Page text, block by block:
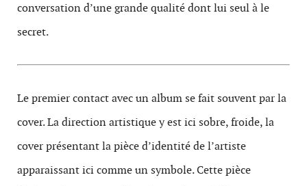
conversation d’une grande qualité dont lui seul à le
secret.
Le premier contact avec un album se fait souvent par la
cover. La direction artistique y est ici sobre, froide, la
cover présentant la pièce d’identité de l’artiste
apparaissant ici comme un symbole. Cette pièce